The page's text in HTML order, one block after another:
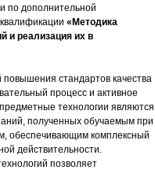
по дополнительной
«Методика
и реализация их в
стандартов качества
процесс и активное
технологии являются
полученных обучаемым при
обеспечивающим комплексный
действительности.
позволяет